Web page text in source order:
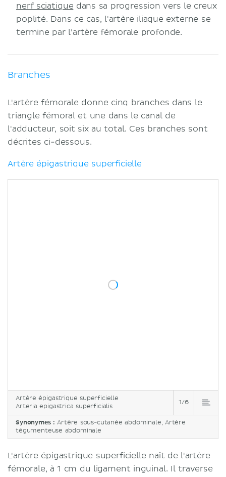
nerf sciatique dans sa progression vers le creux
poplité. Dans ce cas, l'artère iliaque externe se
termine par l'artère fémorale profonde.
Branches
L'artère fémorale donne cinq branches dans le
triangle fémoral et une dans le canal de
l'adducteur, soit six au total. Ces branches sont
décrites ci-dessous.
Artère épigastrique superficielle
Artère épigastrique superficielle
Arteria epigastrica superficialis
1/6
Synonymes :Artère sous-cutanée abdominale, Artère
tégumenteuse abdominale
L'artère épigastrique superficielle naît de l'artère
fémorale, à 1 cm du ligament inguinal. Il traverse